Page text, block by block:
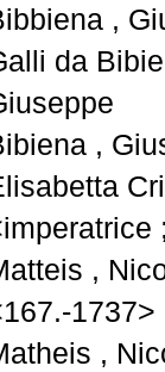
,
da
,
,
1737>
,